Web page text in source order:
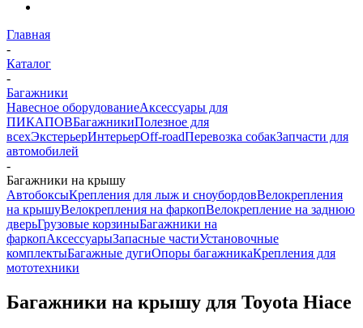
Главная
-
Каталог
-
Багажники
Навесное оборудованиеАксессуары для
ПИКАПОВБагажникиПолезное для
всехЭкстерьерИнтерьерOff-roadПеревозка собакЗапчасти для
автомобилей
-
Багажники на крышу
АвтобоксыКрепления для лыж и сноубордовВелокрепления
на крышуВелокрепления на фаркопВелокрепление на заднюю
дверьГрузовые корзиныБагажники на
фаркопАксессуарыЗапасные частиУстановочные
комплектыБагажные дугиОпоры багажникаКрепления для
мототехники
Багажники на крышу для Toyota Hiace